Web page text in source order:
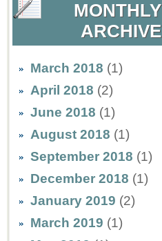
MONTHLY
ARCHIVE
March 2018 (1)
April 2018 (2)
June 2018 (1)
August 2018 (1)
September 2018 (1)
December 2018 (1)
January 2019 (2)
March 2019 (1)